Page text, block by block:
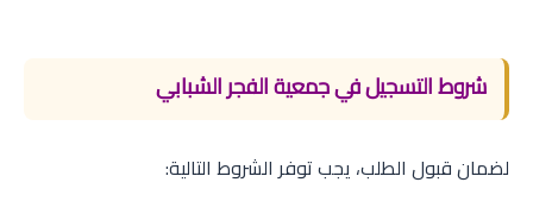
شروط التسجيل في جمعية الفجر الشبابي
لضمان قبول الطلب، يجب توفر الشروط التالية: